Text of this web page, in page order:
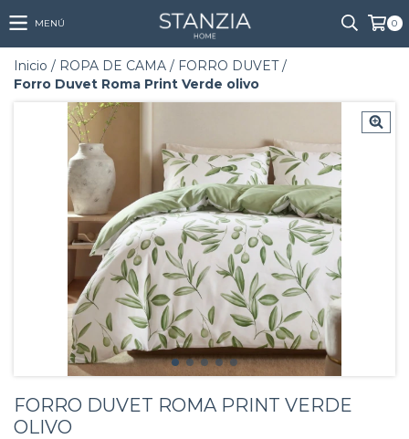
MENÚ 0
Inicio / ROPA DE CAMA / FORRO DUVET /
Forro Duvet Roma Print Verde olivo
FORRO DUVET ROMA PRINT VERDE
OLIVO